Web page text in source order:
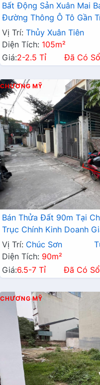
Bất Động Sản Xuân Mai
Đường Thông Ô Tô Gần
Vị Trí: Thủy Xuân Tiên
Diện Tích: 105m²
Giá:2-2.5 Tỉ Đã Có Sổ
CHƯƠNG MỸ
Bán Thửa Đất 90m Tại
Trục Chính Kinh Doanh
Vị Trí: Chúc Sơn
Diện Tích: 90m²
Giá:6.5-7 Tỉ Đã Có Sổ
CHƯƠNG MỸ